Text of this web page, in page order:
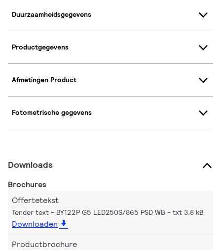
Duurzaamheidsgegevens
Productgegevens
Afmetingen Product
Fotometrische gegevens
Downloads
Brochures
Offertetekst
Tender text - BY122P G5 LED250S/865 PSD WB txt 3.8 kB
Downloaden
Productbrochure